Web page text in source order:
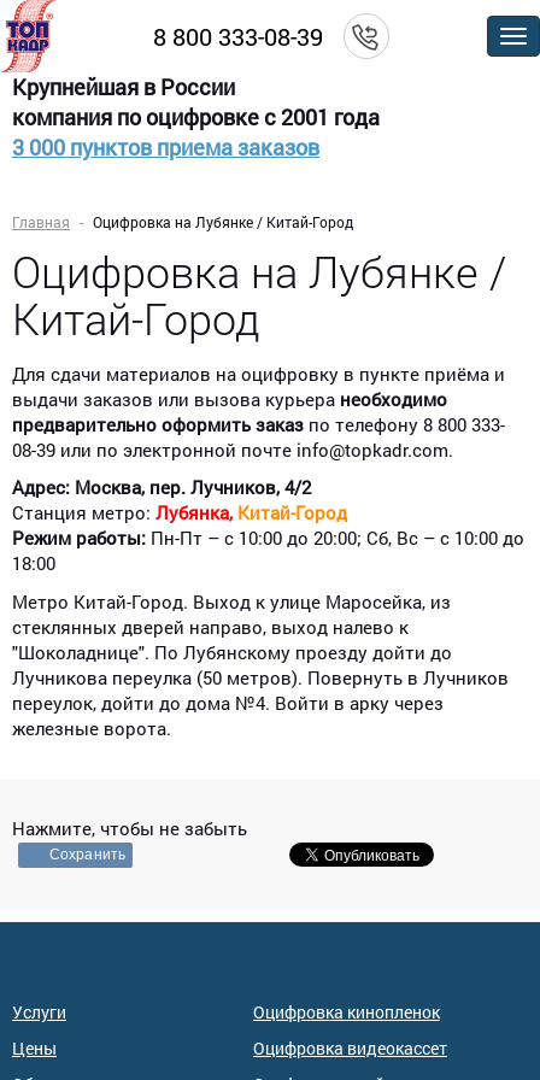
8 800 333-08-39
Крупнейшая в России
компания по оцифровке с 2001 года
3 000 пунктов приема заказов
Главная Оцифровка на Лубянке / Китай-Город
Оцифровка на Лубянке /
Китай-Город
Для сдачи материалов на оцифровку в пункте приёма и
выдачи заказов или вызова курьера необходимо
предварительно оформить заказ по телефону 8 800 333-
08-39 или по электронной почте info@topkadr.com.
Адрес: Москва, пер. Лучников, 4/2
Станция метро: Лубянка, Китай-Город
Режим работы: Пн-Пт – с 10:00 до 20:00; Сб, Вс – с 10:00 до
18:00
Метро Китай-Город. Выход к улице Маросейка, из
стеклянных дверей направо, выход налево к
"Шоколаднице". По Лубянскому проезду дойти до
Лучникова переулка (50 метров). Повернуть в Лучников
переулок, дойти до дома №4. Войти в арку через
железные ворота.
Нажмите, чтобы не забыть
Сохранить
Услуги
Цены
Оцифровка кинопленок
Оцифровка видеокассет